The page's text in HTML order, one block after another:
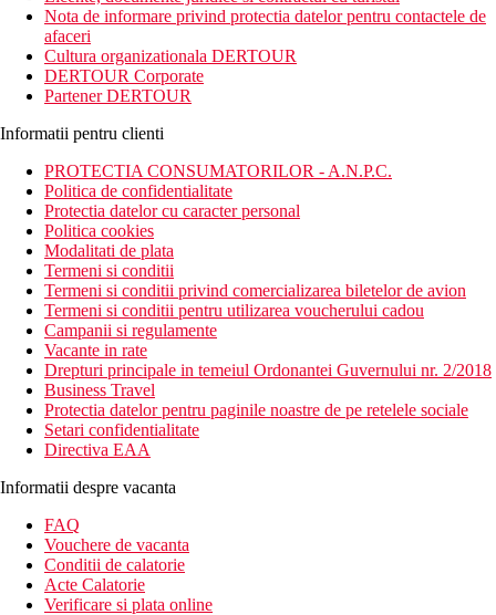
plaja. Acest hotel este dotat cu restaurant, piscina, bar langa
piscina, Wi-Fi, sauna. In apropierea hotelului, exista magazine,
restaurante si baruri.
Distanta
plaje: 5 km
aeroport: 26 km
magazine: 200 m
Descrierea camerei
Camera dubla:
aer conditionat
baie/toaleta (uscator de par)
Wi-Fi (gratuit)
TV/sat.
telefon
seif (contra cost)
minibar (contra cost)
balcon
Alte tipuri de camere (daca nu se specifica altfel, camerele
au facilitatile de mai sus):
Camera dubla, vedere la mare
Descrierea hotelului
Hotelul dispune de:
hol de intrare cu receptie
restaurant principal cu terasa
Nota de informare privind protectia datelor pentru contactele de
afaceri
Cultura organizationala DERTOUR
DERTOUR Corporate
Partener DERTOUR
Informatii pentru clienti
PROTECTIA CONSUMATORILOR - A.N.P.C.
Politica de confidentialitate
Protectia datelor cu caracter personal
Politica cookies
Modalitati de plata
Termeni si conditii
Termeni si conditii privind comercializarea biletelor de avion
Termeni si conditii pentru utilizarea voucherului cadou
Campanii si regulamente
Vacante in rate
Drepturi principale in temeiul Ordonantei Guvernului nr. 2/2018
Business Travel
Protectia datelor pentru paginile noastre de pe retelele sociale
Setari confidentialitate
Directiva EAA
Informatii despre vacanta
FAQ
Vouchere de vacanta
Conditii de calatorie
Acte Calatorie
Verificare si plata online